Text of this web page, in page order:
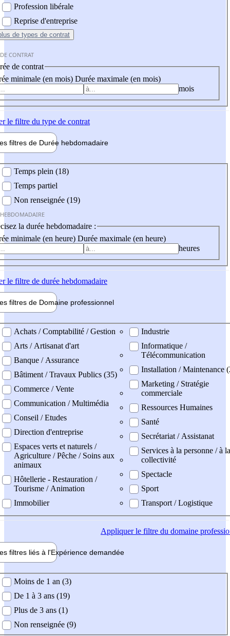
Profession libérale
Reprise d'entreprise
de types de contrat
CONTRAT
de contrat
minimale (en mois) Durée maximale (en mois)
mois
le filtre du type de contrat
filtres de Durée hebdomadaire
Temps plein (18)
Temps partiel
Non renseignée (19)
la durée hebdomadaire :
minimale (en heure) Durée maximale (en heure)
heures
le filtre de durée hebdomadaire
filtres de Domaine professionnel
professionel
Achats / Comptabilité / Gestion
Arts / Artisanat d'art
Banque / Assurance
Bâtiment / Travaux Publics (35)
Commerce / Vente
Communication / Multimédia
Conseil / Etudes
Direction d'entreprise
Espaces verts et naturels /
Agriculture / Pêche / Soins aux
animaux
Hôtellerie - Restauration /
Tourisme / Animation
Immobilier
Industrie
Informatique /
Télécommunication
Installation / Maintenance
Marketing / Stratégie
commerciale
Ressources Humaines
Santé
Secrétariat / Assistanat
Services à la personne / à la
collectivité
Spectacle
Sport
Transport / Logistique
Appliquerle filtre du domaine
filtres liés à l'Expérience demandée
demandée
Moins de 1 an (3)
De 1 à 3 ans (19)
Plus de 3 ans (1)
Non renseignée (9)